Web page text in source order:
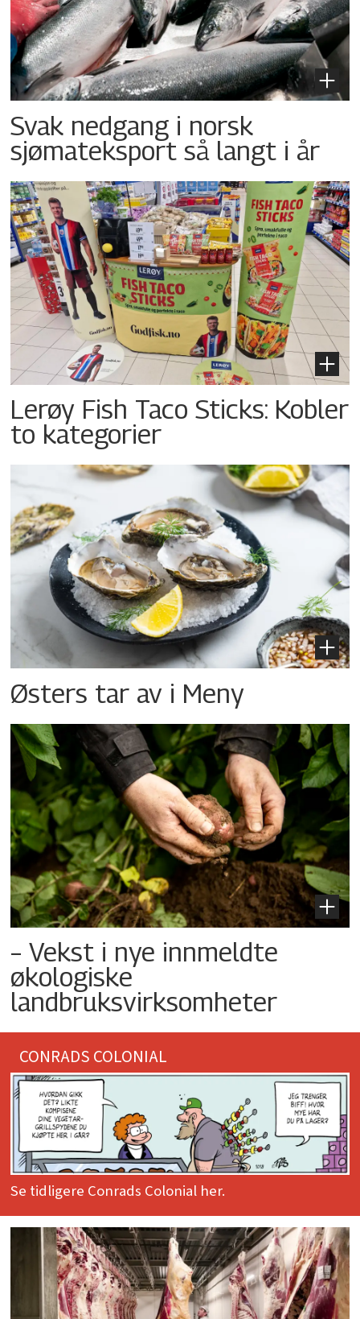
Svak nedgang i norsk
sjømateksport så langt i år
Lerøy Fish Taco Sticks: Kobler
to kategorier
Østers tar av i Meny
– Vekst i nye innmeldte
økologiske
landbruksvirksomheter
CONRADS COLONIAL
Se tidligere Conrads Colonial her.